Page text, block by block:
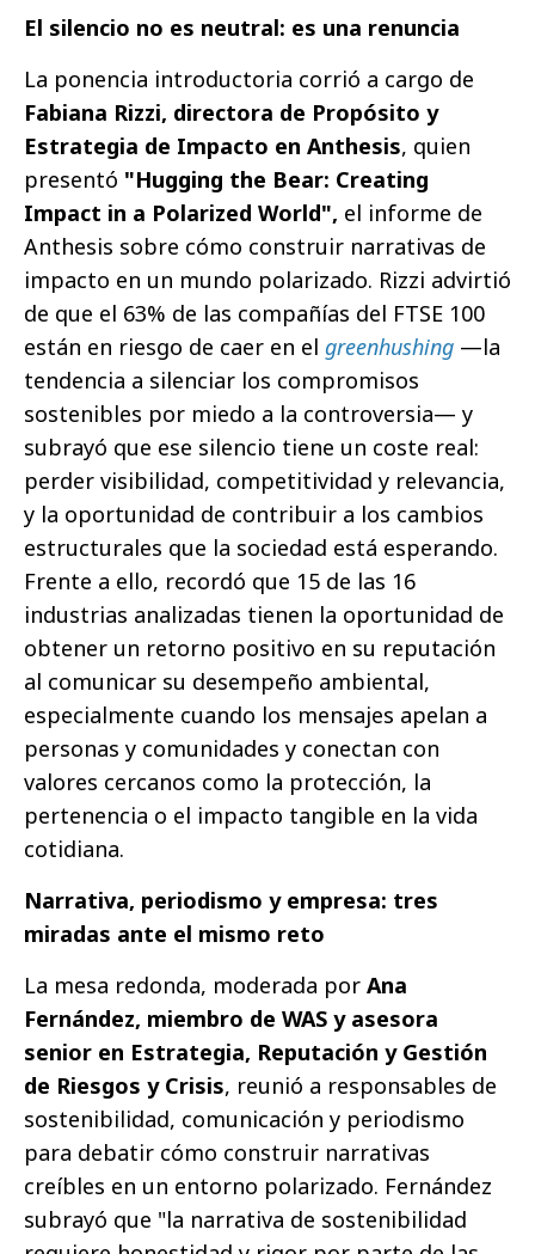
El silencio no es neutral: es una renuncia
La ponencia introductoria corrió a cargo de
Fabiana Rizzi, directora de Propósito y
Estrategia de Impacto en Anthesis, quien
presentó "Hugging the Bear: Creating
Impact in a Polarized World", el informe de
Anthesis sobre cómo construir narrativas de
impacto en un mundo polarizado. Rizzi advirtió
de que el 63% de las compañías del FTSE 100
están en riesgo de caer en el greenhushing —la
tendencia a silenciar los compromisos
sostenibles por miedo a la controversia— y
subrayó que ese silencio tiene un coste real:
perder visibilidad, competitividad y relevancia,
y la oportunidad de contribuir a los cambios
estructurales que la sociedad está esperando.
Frente a ello, recordó que 15 de las 16
industrias analizadas tienen la oportunidad de
obtener un retorno positivo en su reputación
al comunicar su desempeño ambiental,
especialmente cuando los mensajes apelan a
personas y comunidades y conectan con
valores cercanos como la protección, la
pertenencia o el impacto tangible en la vida
cotidiana.
Narrativa, periodismo y empresa: tres
miradas ante el mismo reto
La mesa redonda, moderada por Ana
Fernández, miembro de WAS y asesora
senior en Estrategia, Reputación y Gestión
de Riesgos y Crisis, reunió a responsables de
sostenibilidad, comunicación y periodismo
para debatir cómo construir narrativas
creíbles en un entorno polarizado. Fernández
subrayó que "la narrativa de sostenibilidad